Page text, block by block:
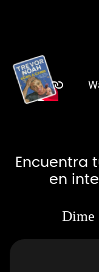
Encuentra
en
Dime